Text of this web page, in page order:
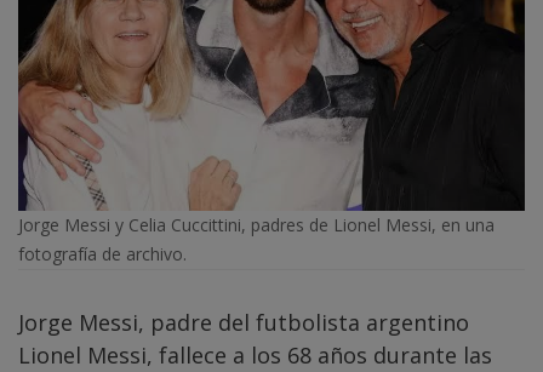
Jorge Messi y Celia Cuccittini, padres de Lionel Messi, en una
fotografía de archivo.
Jorge Messi, padre del futbolista argentino
Lionel Messi, fallece a los 68 años durante las